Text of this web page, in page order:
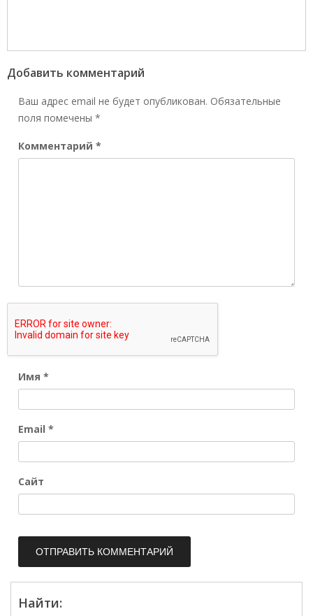
Добавить комментарий
Ваш адрес email не будет опубликован. Обязательные
поля помечены *
Комментарий *
Имя *
Email *
Сайт
Найти: